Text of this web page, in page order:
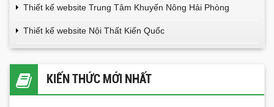
Thiết kế website Trung Tâm Khuyến Nông Hải Phòng
Thiết kế website Nội Thất Kiến Quốc
KIẾN THỨC MỚI NHẤT